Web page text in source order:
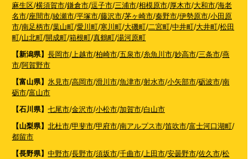
麻生区/横須賀市/鎌倉市/逗子市/三浦市/相模原市/厚木市/大和市/海老
名市/座間市/綾瀬市/平塚市/藤沢市/茅ヶ崎市/秦野市/伊勢原市/小田原
市/南足柄市/葉山町/愛川町/寒川町/大磯町/二宮町/中井町/大井町/松田
町/山北町/開成町/箱根町/真鶴町/湯河原町
【新潟県】 長岡市/上越市/柏崎市/五泉市/糸魚川市/妙高市/三条市/燕
市/阿賀野市
【富山県】 氷見市/高岡市/滑川市/魚津市/射水市/小矢部市/砺波市/南
砺市/富山市
【石川県】 七尾市/金沢市/小松市/加賀市/白山市
【山梨県】 北杜市/甲斐市/甲府市/南アルプス市/笛吹市/富士河口湖町/
都留市
【長野県】 中野市/長野市/須坂市/千曲市/上田市/安曇野市/佐久市/松